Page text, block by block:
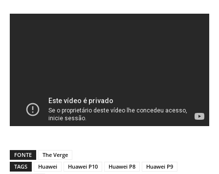
FONTE
The Verge
TAGS
Huawei Huawei P10 Huawei P8
Huawei P9